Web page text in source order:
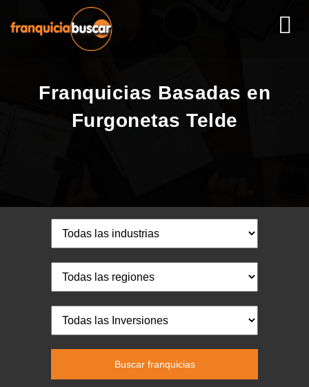
Franquicias Basadas en
Furgonetas Telde